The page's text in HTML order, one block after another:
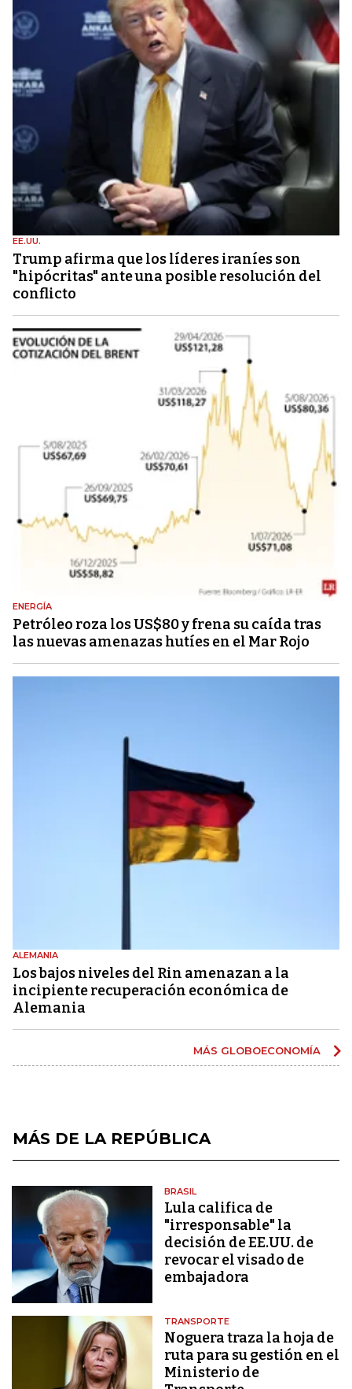
EE.UU.
Trump afirma que los líderes iraníes son
"hipócritas" ante una posible resolución del
conflicto
ENERGÍA
Petróleo roza los US$80 y frena su caída tras
las nuevas amenazas hutíes en el Mar Rojo
ALEMANIA
Los bajos niveles del Rin amenazan a la
incipiente recuperación económica de
Alemania
MÁS GLOBOECONOMÍA
MÁS DE LA REPÚBLICA
BRASIL
Lula califica de
"irresponsable" la
decisión de EE.UU. de
revocar el visado de
embajadora
TRANSPORTE
Noguera traza la hoja de
ruta para su gestión en el
Ministerio de